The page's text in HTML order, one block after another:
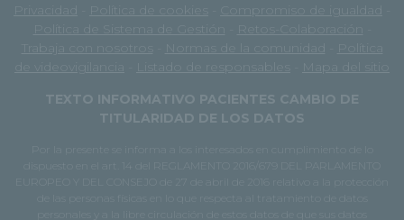
Privacidad
Política de cookies Compromiso de igualdad
Política de Sistema de Gestión
Retos-Colaboración
Trabaja con nosotros
Normas de la comunidad
Política
de videovigilancia
Listado de responsables
Mapa del sitio
TEXTO INFORMATIVO PACIENTES CAMBIO DE
TITULARIDAD DE LOS DATOS
Por la presente se informa a los interesados en cumplimiento de lo
dispuesto en el art. 14 del REGLAMENTO 2016/679 DEL PARLAMENTO
EUROPEO Y DEL CONSEJO de 27 de abril de 2016 relativo a la protección
de las personas físicas en lo que respecta al tratamiento de datos
personales y a la libre circulación de estos datos de que sus datos